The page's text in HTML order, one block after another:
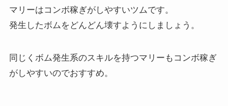
マリーはコンボ稼ぎがしやすいツムです。
発生したボムをどんどん壊すようにしましょう。
同じくボム発生系のスキルを持つマリーもコンボ稼ぎ
がしやすいのでおすすめ。